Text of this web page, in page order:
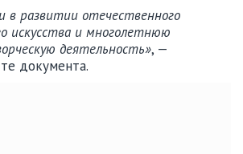
в развитии отечественного
искусства и многолетнюю
деятельность», —
документа.